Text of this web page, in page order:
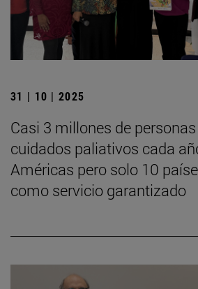
31 | 10 | 2025
Casi 3 millones de
cuidados paliativos cada
Américas pero solo 10
como servicio garantizado